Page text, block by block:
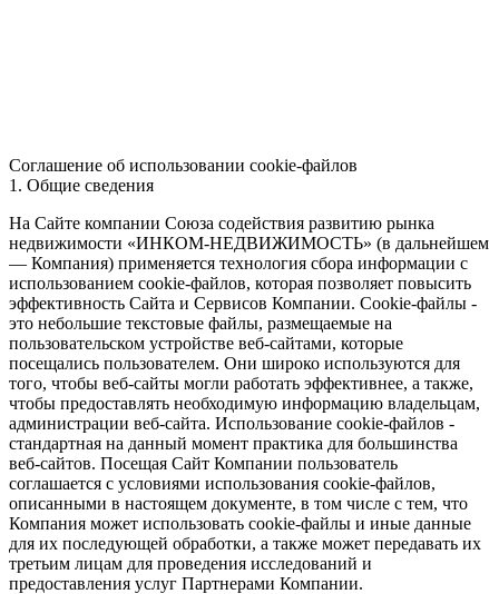
Соглашение об использовании cookie-файлов
1. Общие сведения
На Сайте компании Союза содействия развитию рынка
недвижимости «ИНКОМ-НЕДВИЖИМОСТЬ» (в дальнейшем
— Компания) применяется технология сбора информации с
использованием cookie-файлов, которая позволяет повысить
эффективность Сайта и Сервисов Компании. Сookie-файлы -
это небольшие текстовые файлы, размещаемые на
пользовательском устройстве веб-сайтами, которые
посещались пользователем. Они широко используются для
того, чтобы веб-сайты могли работать эффективнее, а также,
чтобы предоставлять необходимую информацию владельцам,
администрации веб-сайта. Использование cookie-файлов -
стандартная на данный момент практика для большинства
веб-сайтов. Посещая Сайт Компании пользователь
соглашается с условиями использования cookie-файлов,
описанными в настоящем документе, в том числе с тем, что
Компания может использовать cookie-файлы и иные данные
для их последующей обработки, а также может передавать их
третьим лицам для проведения исследований и
предоставления услуг Партнерами Компании.